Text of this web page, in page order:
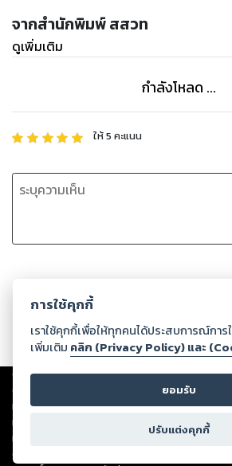
จากสำนักพิมพ์ สสวท
ดูเพิ่มเติม
กำลังโหลด ...
ให้5 คะแนน
Copyright ©2026Storylog Co., Ltd. - สตอรี่ล็อ
ต่อผลงานหรือเนื้อหาใดที่อัปโหลดผ่านเว็บไซต์และปร
ทรัพย์สินทางปัญญาของบุคคลอื่นหรือขัดต่อกฎหมาย
ทุกท่านโปรดใช้วิจารณญาณในการกลั่นกรองด้วยตนเ
หนึ่งส่วนใดขัดต่อกฎหมายและศีลธรรม กรุณาแจ้งมายั
ดำเนินการในทันที ทั้งนี้ ทางสตอรี่ล็อกขอสงวนลิขสิ
การใช้คุกกี้
เราใช้คุกกี้เพื่อให้ทุกคนได้ประสบการณ์กา
เพิ่มเติม คลิก (Privacy Policy) และ
ยอมรับ
ปรับแต่งคุกกี้